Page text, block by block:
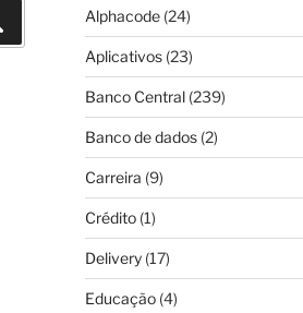
PesquisarAlphacode(24)
Aplicativos(23)
Banco Central(239)
Banco de dados(2)
Carreira (9)
Crédito(1)
Delivery(17)
Educação(4)